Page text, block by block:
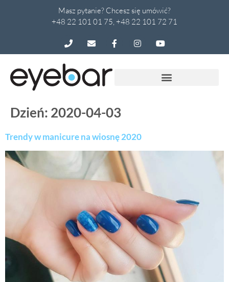
Masz pytanie? Chcesz się umówić?
+48 22 101 01 75, +48 22 101 72 71
Dzień: 2020-04-03
Trendy w manicure na wiosnę 2020